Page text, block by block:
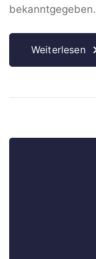
bekanntgegeben.
Weiterlesen